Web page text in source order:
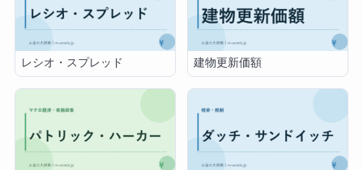
レシオ・スプレッド 建物更新価額